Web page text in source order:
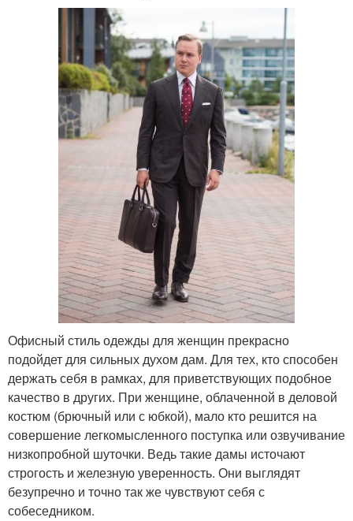
Офисный стиль одежды для женщин прекрасно
подойдет для сильных духом дам. Для тех, кто способен
держать себя в рамках, для приветствующих подобное
качество в других. При женщине, облаченной в деловой
костюм (брючный или с юбкой), мало кто решится на
совершение легкомысленного поступка или озвучивание
низкопробной шуточки. Ведь такие дамы источают
строгость и железную уверенность. Они выглядят
безупречно и точно так же чувствуют себя с
собеседником.